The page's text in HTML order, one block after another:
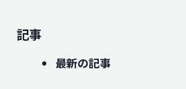
記事
最新の記事